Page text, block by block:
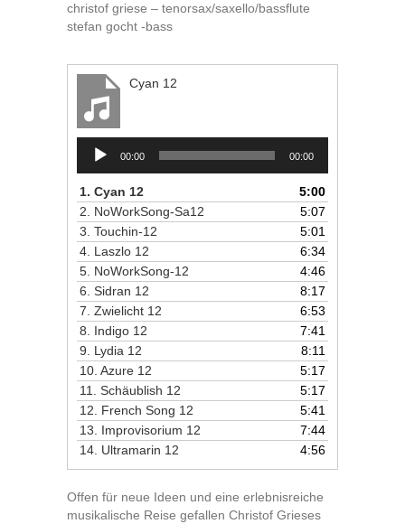
christof griese – tenorsax/saxello/bassflute
stefan gocht -bass
Cyan 12
Audio-
Player
00:00 00:00
1. Cyan 12
5:00
2. NoWorkSong-Sa12
5:07
3. Touchin-12
5:01
4. Laszlo 12
6:34
5. NoWorkSong-12
4:46
6. Sidran 12
8:17
7. Zwielicht 12
6:53
8. Indigo 12
7:41
9. Lydia 12
8:11
10. Azure 12
5:17
11. Schäublish 12
5:17
12. French Song 12
5:41
13. Improvisorium 12
7:44
14. Ultramarin 12 4:56
Offen für neue Ideen und eine erlebnisreiche
musikalische Reise gefallen Christof Grieses